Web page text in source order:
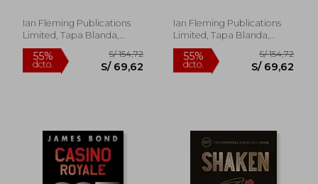
dcto. S/ 60,80 dcto. S/
Ian Fleming Publications
Limited, Tapa Blanda,
Nuevo
Ian Fleming Publications
Limited, Tapa Blanda,
Nuevo